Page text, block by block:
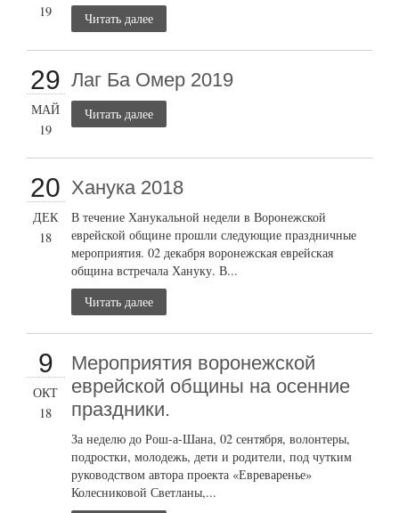
19
Читать далее
29
МАЙ
19
Лаг Ба Омер 2019
Читать далее
20
ДЕК
18
Ханука 2018
В течение Ханукальной недели в Воронежской
еврейской общине прошли следующие праздничные
мероприятия. 02 декабря воронежская еврейская
община встречала Хануку. В...
Читать далее
9
ОКТ
18
Мероприятия воронежской
еврейской общины на осенние
праздники.
За неделю до Рош-а-Шана, 02 сентября, волонтеры,
подростки, молодежь, дети и родители, под чутким
руководством автора проекта «Евреваренье»
Колесниковой Светланы,...